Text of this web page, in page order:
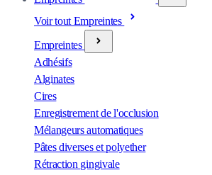
Voir tout Empreintes
Empreintes
Adhésifs
Alginates
Cires
Enregistrement de l'occlusion
Mélangeurs automatiques
Pâtes diverses et polyether
Rétraction gingivale